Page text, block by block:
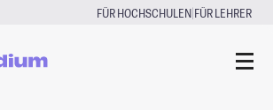
FÜR HOCHSCHULEN|FÜR LEHRER